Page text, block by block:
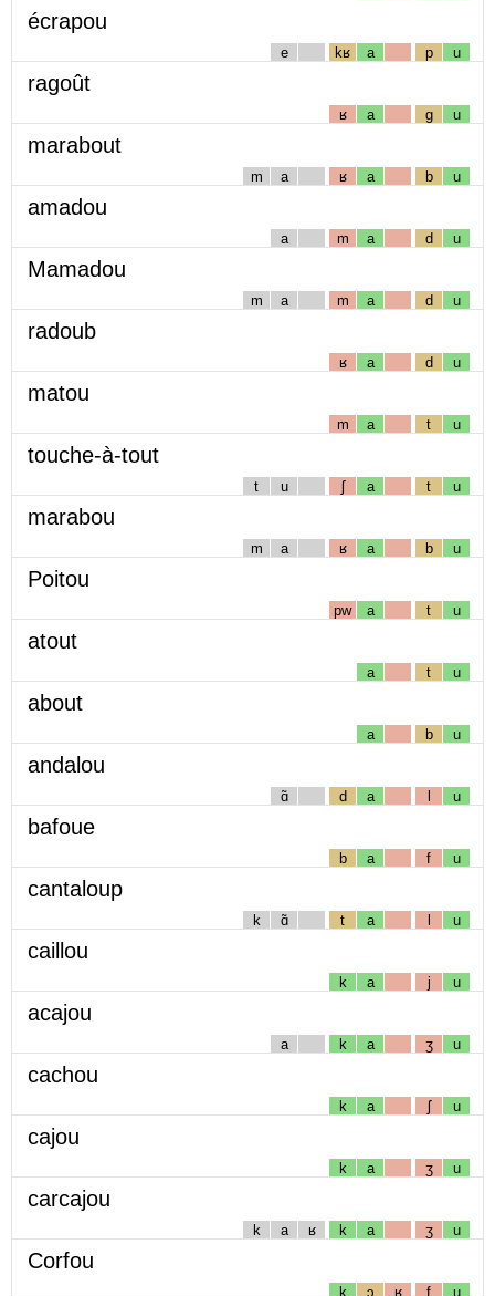
écrapou
e kʁ a p u
ragoût
ʁ a g u
marabout
m a ʁ a b u
amadou
a m a d u
Mamadou
m a m a d u
radoub
ʁ a d u
matou
m a t u
touche-à-tout
t u ʃ a t u
marabou
m a ʁ a b u
Poitou
pw a t u
atout
a t u
about
a b u
andalou
ɑ̃ d a l u
bafoue
b a f u
cantaloup
k ɑ̃ t a l u
caillou
k a j u
acajou
a k a ʒ u
cachou
k a ʃ u
cajou
k a ʒ u
carcajou
k a ʁ k a ʒ u
Corfou
k ɔ ʁ f u